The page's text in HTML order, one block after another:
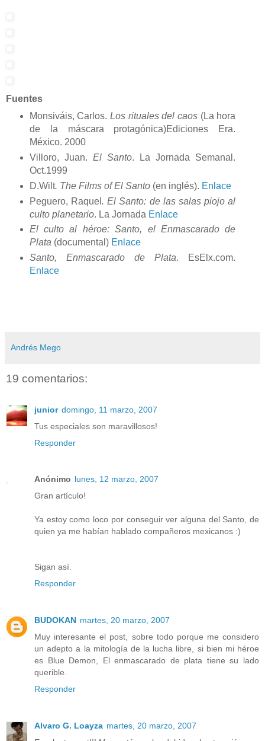
Fuentes
Monsiváis, Carlos. Los rituales del caos (La hora
de la máscara protagónica)Ediciones Era.
México. 2000
Villoro, Juan. El Santo. La Jornada Semanal.
Oct.1999
D.Wilt. The Films of El Santo (en inglés). Enlace
Peguero, Raquel . El Santo: de las salas piojo al
culto planetario. La Jornada Enlace
El culto al héroe: Santo, el Enmascarado de
Plata(documental) Enlace
Santo, Enmascarado de Plata. EsElx.com.
Enlace
Andrés Mego
19 comentarios:
junior domingo, 11 marzo, 2007
Tus especiales son maravillosos!
Responder
Anónimo lunes, 12 marzo, 2007
Gran artículo!
Ya estoy como loco por conseguir ver alguna del Santo, de
quien ya me habían hablado compañeros mexicanos :)
Sigan así.
Responder
BUDOKAN martes, 20 marzo, 2007
Muy interesante el post, sobre todo porque me considero
un adepto a la mitología de la lucha libre, si bien mi héroe
es Blue Demon, El enmascarado de plata tiene su lado
querible.
Responder
Alvaro G. Loayza martes, 20 marzo, 2007